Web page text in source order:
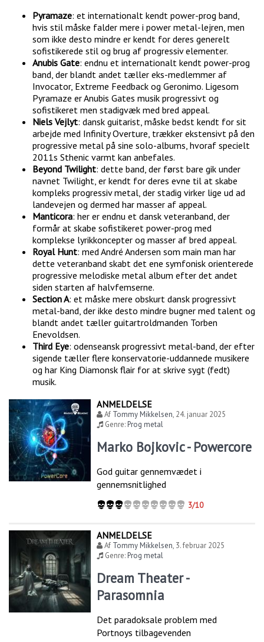
Pyramaze: et internationalt kendt power-prog band,
hvis stil måske falder mere i power metal-lejren, men
som ikke desto mindre er kendt for deres generelt
sofistikerede stil og brug af progressiv elementer.
Anubis Gate: endnu et internationalt kendt power-prog
band, der blandt andet tæller eks-medlemmer af
Invocator, Extreme Feedback og Geronimo. Ligesom
Pyramaze er Anubis Gates musik progressivt og
sofistikeret men stadigvæk med bred appeal.
Niels Vejlyt: dansk guitarist, måske bedst kendt for sit
arbejde med Infinity Overture, trækker ekstensivt på den
progressive metal på sine solo-albums, hvoraf specielt
2011s Sthenic varmt kan anbefales.
Beyond Twilight: dette band, der først bare gik under
navnet Twilight, er kendt for deres evne til at skabe
kompleks progressiv metal, der stadig virker lige ud ad
landevejen og dermed har masser af appeal.
Manticora: her er endnu et dansk veteranband, der
formår at skabe sofistikeret power-prog med
komplekse lyrikkoncepter og masser af bred appeal.
Royal Hunt: med André Andersen som main man har
dette veteranband skabt det ene symfonisk orienterede
progressive melodiske metal album efter det andet
siden starten af halvfemserne.
Section A: et måske mere obskurt dansk progressivt
metal-band, der ikke desto mindre bugner med talent og
blandt andet tæller guitartroldmanden Torben
Enevoldsen.
Third Eye: odenseansk progressivt metal-band, der efter
sigende tæller flere konservatorie-uddannede musikere
og har King Diamonsk flair for at skrive sygt (fedt)
musik.
ANMELDELSE
Af Tommy Mikkelsen, 24. januar 2025
Genre:Prog metal
Marko Bojkovic - Powercore
God guitar gennemvædet i
gennemsnitlighed
3/10
ANMELDELSE
Af Tommy Mikkelsen, 3. februar 2025
Genre:Prog metal
Dream Theater -
Parasomnia
Det paradoksale problem med
Portnoys tilbagevenden